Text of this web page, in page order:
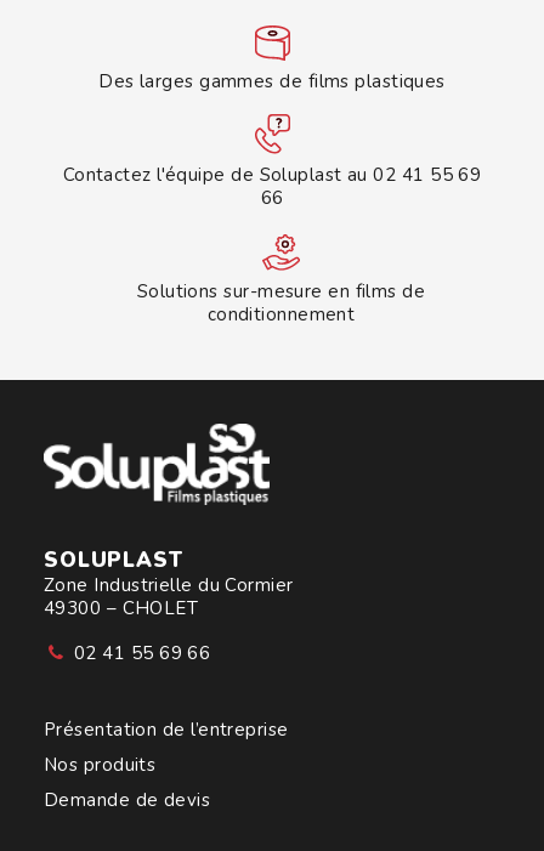
Des larges gammes de films plastiques
Contactez l'équipe de Soluplast au 02 41 55 69
66
Solutions sur-mesure en films de
conditionnement
SOLUPLAST
Zone Industrielle du Cormier
49300 – CHOLET
02 41 55 69 66
Présentation de l’entreprise
Nos produits
Demande de devis